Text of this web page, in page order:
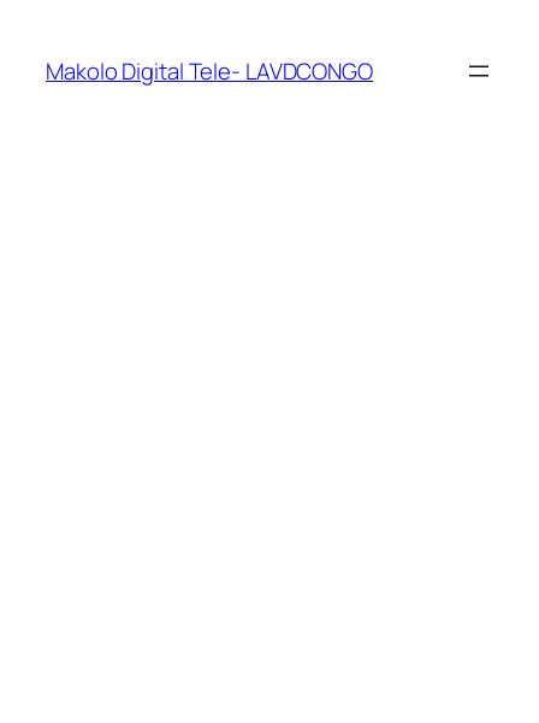
Makolo Digital Tele- LAVDCONGO